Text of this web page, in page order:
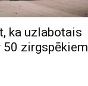
ka uzlabotais
zirgspēkiem